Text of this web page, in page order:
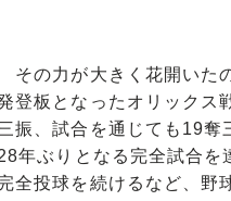
その力が大きく花開いた
登板となったオリックス
振、試合を通じても19
年ぶりとなる完全試合
全投球を続けるなど、野